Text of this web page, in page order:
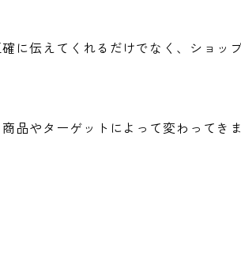
伝えてくれるだけでなく、ショッ
品やターゲットによって変わってき